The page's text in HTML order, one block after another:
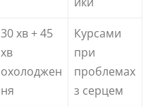
30 хв + 45
хв
охолоджен
ня
Курсами
при
проблемах
з серцем